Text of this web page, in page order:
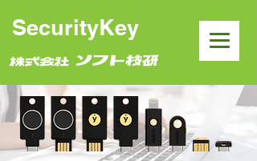
SecurityKey